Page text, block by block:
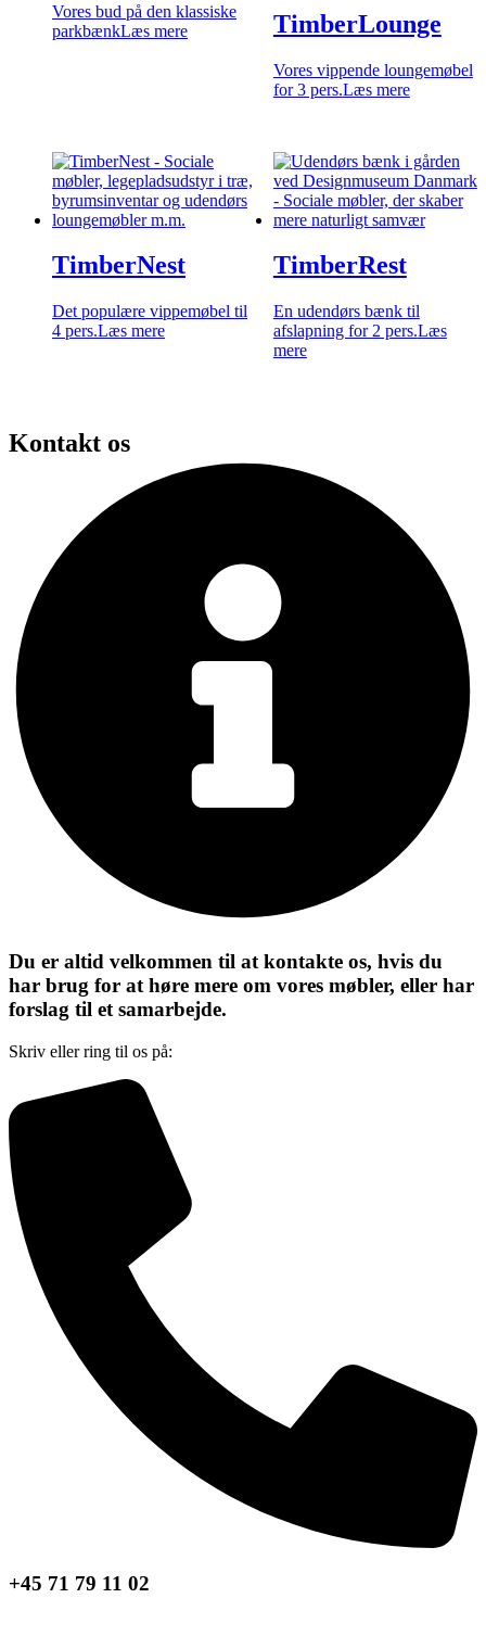
Vores bud på den klassiske
parkbænkLæs mere TimberLounge
Vores vippende loungemøbel
for 3 pers.Læs mere
TimberNest
Det populære vippemøbel til
4 pers.Læs mere
TimberRest
En udendørs bænk til
afslapning for 2 pers.Læs
mere
Kontakt os
Du er altid velkommen til at kontakte os, hvis du
har brug for at høre mere om vores møbler, eller har
forslag til et samarbejde.
Skriv eller ring til os på:
+45 71 79 11 02